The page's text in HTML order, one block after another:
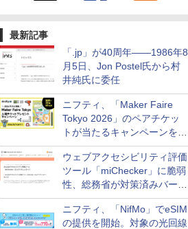
最新記事
「.jp」が40周年――1986年8
月5日、Jon Postel氏から村
井純氏に委任
ニフティ、「Maker Faire
Tokyo 2026」のペアチケッ
トが当たるキャンペーンをX
で実施。8月16日まで
ウェブアクセシビリティ評価
ツール「miChecker」に脆弱
性、総務省が対策済みバージ
ョンへの更新を呼び掛け
ニフティ、「NifMo」でeSIM
の提供を開始。対象の光回線